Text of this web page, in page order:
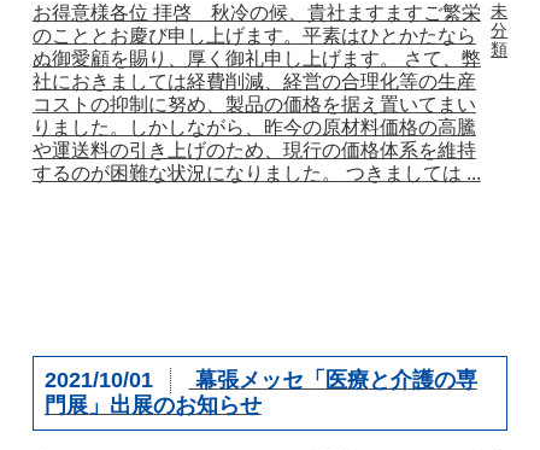
お得意様各位 拝啓 秋冷の候、貴社ますますご繁栄
のこととお慶び申し上げます。平素はひとかたなら
ぬ御愛顧を賜り、厚く御礼申し上げます。 さて、弊
社におきましては経費削減、経営の合理化等の生産
コストの抑制に努め、製品の価格を据え置いてまい
りました。しかしながら、昨今の原材料価格の高騰
や運送料の引き上げのため、現行の価格体系を維持
するのが困難な状況になりました。 つきましては ...
未
分
類
2021/10/01
幕張メッセ「医療と介護の専
門展」出展のお知らせ